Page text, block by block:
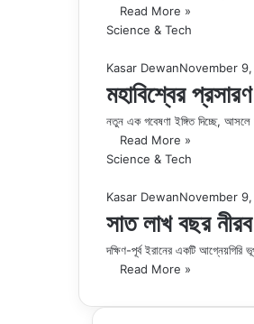
Read More »
Science & Tech
Kasar DewanNovember
মহাবিশ্বের
নতুন এক গবেষণা ইঙ্গিত দিচ্ছে, আসলে
Read More »
Science & Tech
Kasar DewanNovember
সাত লাখ বছর
দক্ষিণ-পূর্ব ইরানের একটি
Read More »